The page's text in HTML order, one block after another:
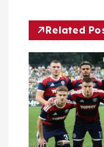
a
o
b
Related